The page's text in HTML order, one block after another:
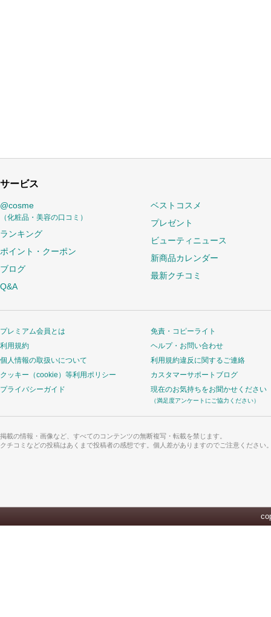
サービス
@cosme
（化粧品・美容の口コミ）
ランキング
ポイント・クーポン
ブログ
Q&A
ベストコスメ
プレゼント
ビューティニュース
新商品カレンダー
最新クチコミ
プレミアム会員とは
利用規約
個人情報の取扱いについて
クッキー（cookie）等利用ポリシー
プライバシーガイド
免責・コピーライト
ヘルプ・お問い合わせ
利用規約違反に関するご連絡
カスタマーサポートブログ
現在のお気持ちをお聞かせください
（満足度アンケートにご協力ください）
掲載の情報・画像など、すべてのコンテンツの無断複写・転載を禁じます。
クチコミなどの投稿はあくまで投稿者の感想です。個人差がありますのでご注意ください